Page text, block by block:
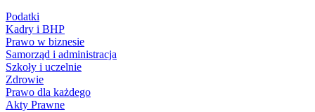
Podatki
Kadry i BHP
Prawo w biznesie
Samorząd i administracja
Szkoły i uczelnie
Zdrowie
Prawo dla każdego
Akty Prawne